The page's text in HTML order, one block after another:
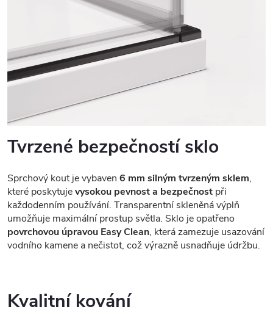
Tvrzené bezpečností sklo
Sprchový kout je vybaven 6 mm silným tvrzeným sklem,
které poskytujevysokou pevnost a bezpečnost při
každodenním používání. Transparentní skleněná výplň
umožňuje maximální prostup světla. Sklo je opatřeno
povrchovou úpravou Easy Clean, která zamezuje usazování
vodního kamene a nečistot, což výrazně usnadňuje údržbu.
Kvalitní kování